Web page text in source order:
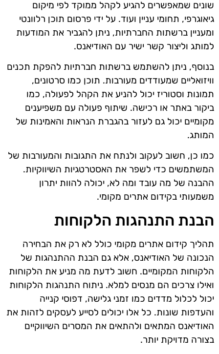
שונים שמאפשרים להגיע לקהל ממוקד לפי מיקום
גיאוגרפי, תחומי עניין ועוד. על ידי פרסום תוכן רלוונטי
ומעניין ברשתות החברתיות, ניתן להגביר את המודעות
למותג וליצור קשר ישיר עם האודיאנס.
בנוסף, ניתן להשתמש ברשתות חברתיות להפקת תכנים
וויזואליים שמעודדים מעורבות. תוכן כמו סרטונים,
תמונות וסטוריז יכול להניע את הקהל לפעולה, כמו
ביקור באתר או רכישה. שיתוף פעולה עם משפיענים
מקומיים יכול גם לעזור בהגברת הנראות והאמינות של
המותג.
כמו כן, חשוב לעקוב ולנתח את התגובות והמעורבות של
המשתמשים כדי לשפר את האסטרטגיות השיווקיות.
ההבנה של מה עובד ומה לא, יכולה להוות יתרון
משמעותי בקידום אתרים מקומי.
הבנת התנהגות הלקוחות
תהליך קידום אתרים מקומי כולל לא רק את הבחירה
הנכונה של האודיאנס, אלא גם הבנת ההתנהגות של
הלקוחות המקומיים. חשוב לדעת מה מניע את הלקוחות
ואילו צרכים הם מנסים למלא. ניתוח התנהגות הלקוחות
יכול לכלול מדדים כמו זמני גלישה, דפוסי קנייה
והעדפות שונות. כל אלו יכולים לסייע לעסקים לזהות את
האודיאנס המתאים ולהתאים את המסרים השיווקיים
בצורה מדויקת יותר.